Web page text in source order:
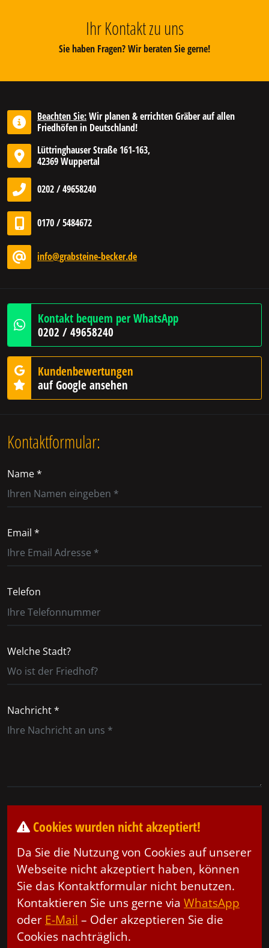
Ihr Kontakt zu uns
Sie haben Fragen? Wir beraten Sie gerne!
Beachten Sie:Wir planen & errichten Gräber auf allen
Friedhöfen in Deutschland!
Lüttringhauser Straße 161-163,
42369 Wuppertal
0202 / 49658240
0170 / 5484672
info@grabsteine-becker.de
Kontakt bequem per WhatsApp
0202 / 49658240
Kundenbewertungen
auf Google ansehen
Kontaktformular:
Name *
Email *
Telefon
Welche Stadt?
Nachricht *
Cookies wurden nicht akzeptiert!
Da Sie die Nutzung von Cookies auf unserer
Webseite nicht akzeptiert haben, können
Sie das Kontaktformular nicht benutzen.
Kontaktieren Sie uns gerne via WhatsApp
oder E-Mail – Oder akzeptieren Sie die
Cookies nachträglich.